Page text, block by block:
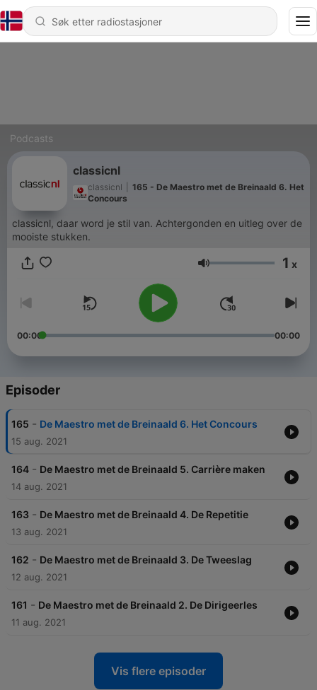
Podcasts
classicnl
classicnl
165 - De Maestro met de Breinaald 6. Het
Concours
classicnl, daar word je stil van. Achtergonden en uitleg over de
mooiste stukken.
Volum 1 x
00:00 00:00
Episoder
165 - De Maestro met de Breinaald 6. Het Concours
15 aug. 2021
164 - De Maestro met de Breinaald 5. Carrière maken
14 aug. 2021
163 - De Maestro met de Breinaald 4. De Repetitie
13 aug. 2021
162 - De Maestro met de Breinaald 3. De Tweeslag
12 aug. 2021
161 - De Maestro met de Breinaald 2. De Dirigeerles
11 aug. 2021
Vis flere episoder